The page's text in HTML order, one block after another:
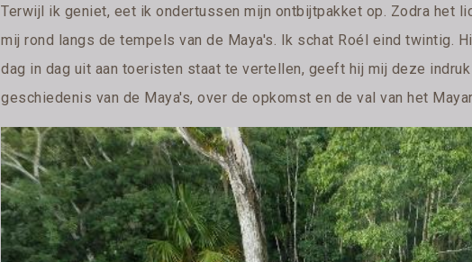
Terwijl ik geniet, eet ik ondertussen mijn ontbijtpakket op. Zodra het
mij rond langs de tempels van de Maya's. Ik schat Roél eind twintig.
dag in dag uit aan toeristen staat te vertellen, geeft hij mij deze
geschiedenis van de Maya's, over de opkomst en de val van het